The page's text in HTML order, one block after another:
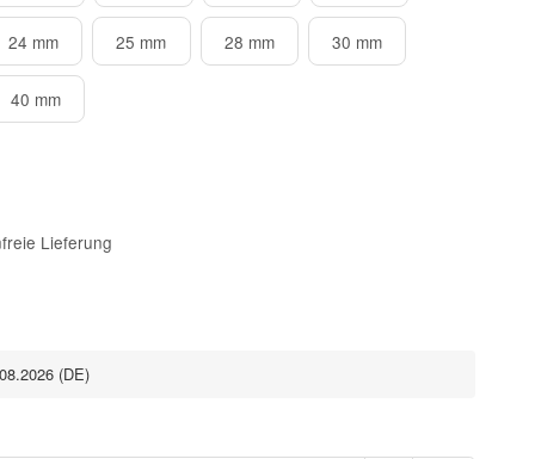
24 mm 25 mm 28 mm 30 mm
40 mm
Lieferung
(DE)